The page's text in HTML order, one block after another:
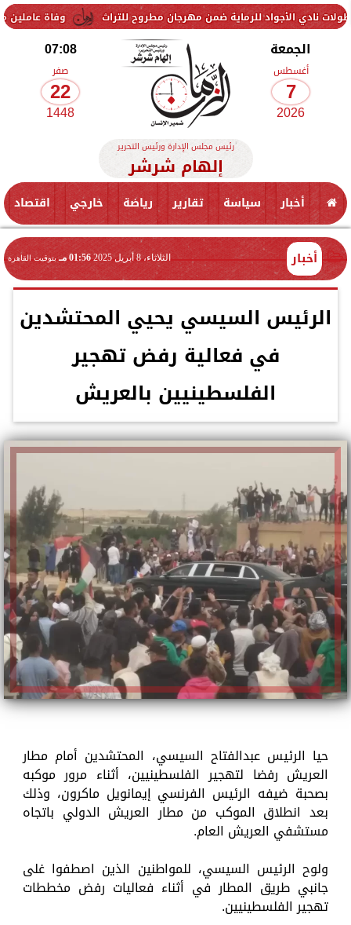
وفاة عاملين متأثرين للرماية ضمن مهرجان مطروح للتراث
الجمعة
أغسطس
7
2026
07:08
صفر
22
1448
رئيس مجلس الإدارة ورئيس التحرير
إلهام شرشر
أخبار سياسة تقارير رياضة خارجي اقتصاد
أخبار الثلاثاء، 8 أبريل 2025 01:56 مـ بتوقيت القاهرة
الرئيس السيسي يحيي المحتشدين
في فعالية رفض تهجير
الفلسطينيين بالعريش
حيا الرئيس عبدالفتاح السيسي، المحتشدين أمام مطار
العريش رفضا لتهجير الفلسطينيين، أثناء مرور موكبه
بصحبة ضيفه الرئيس الفرنسي إيمانويل ماكرون، وذلك
بعد انطلاق الموكب من مطار العريش الدولي باتجاه
مستشفي العريش العام.
ولوح الرئيس السيسي، للمواطنين الذين اصطفوا غلى
جانبي طريق المطار في أثناء فعاليات رفض مخططات
تهجير الفلسطينيين.